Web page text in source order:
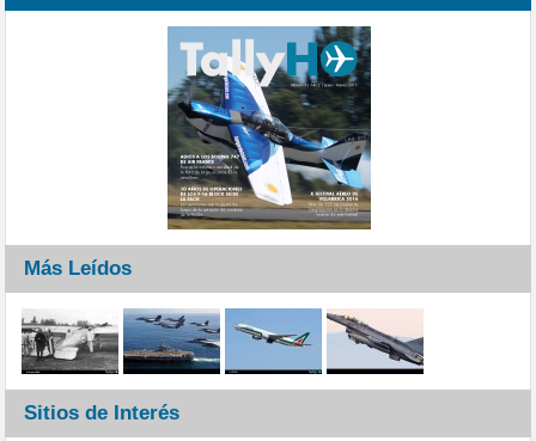
Más Leídos
Sitios de Interés